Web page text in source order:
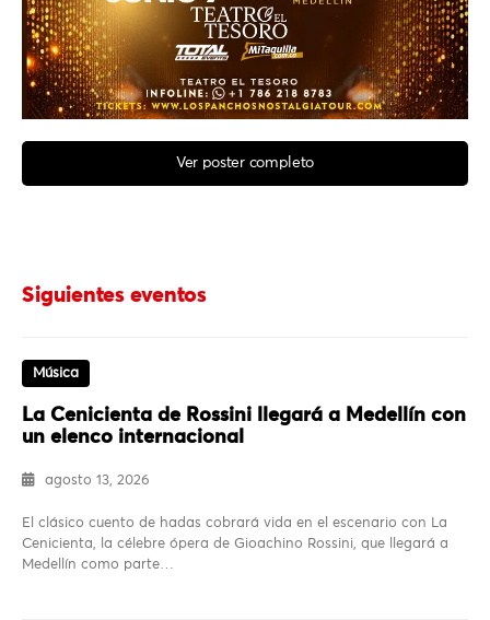
Ver poster completo
Siguientes eventos
Música
La Cenicienta de Rossini llegará a Medellín con
un elenco internacional
agosto 13, 2026
El clásico cuento de hadas cobrará vida en el escenario con La
Cenicienta, la célebre ópera de Gioachino Rossini, que llegará a
Medellín como parte…